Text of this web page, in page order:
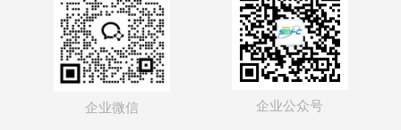
企业微信 企业公众号